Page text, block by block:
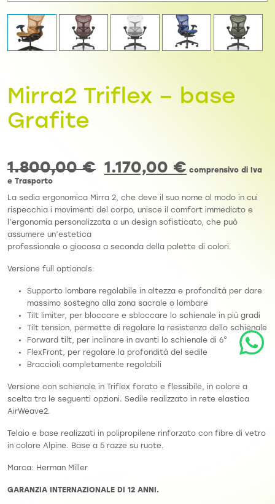
Mirra2 Triflex – base
Grafite
1.800,00€ 1.170,00 € comprensivo di Iva
e Trasporto
La sedia ergonomica Mirra 2, che deve il suo nome al modo in cui
rispecchia i movimenti del corpo, unisce il comfort immediato e
l’ergonomia personalizzata a un design sofisticato, che può
assumere un’estetica
professionale o giocosa a seconda della palette di colori.
Versione full optionals:
Supporto lombare regolabile in altezza e profondità per dare
massimo sostegno alla zona sacrale o lombare
Tilt limiter, per bloccare e sbloccare lo schienale in più gradi
Tilt tension, permette di regolare la resistenza dello schienale
Forward tilt, per inclinare in avanti lo schienale di 6°
FlexFront, per regolare la profondità del sedile
Braccioli completamente regolabili
Versione con schienale in Triflex forato e flessibile, in colore a
scelta tra le seguenti opzioni. Sedile realizzato in rete elastica
AirWeave2.
Telaio e base realizzati in polipropilene rinforzato con fibre di vetro
in colore Alpine. Base a 5 razze su ruote.
Marca: Herman Miller
GARANZIA INTERNAZIONALE DI 12 ANNI.